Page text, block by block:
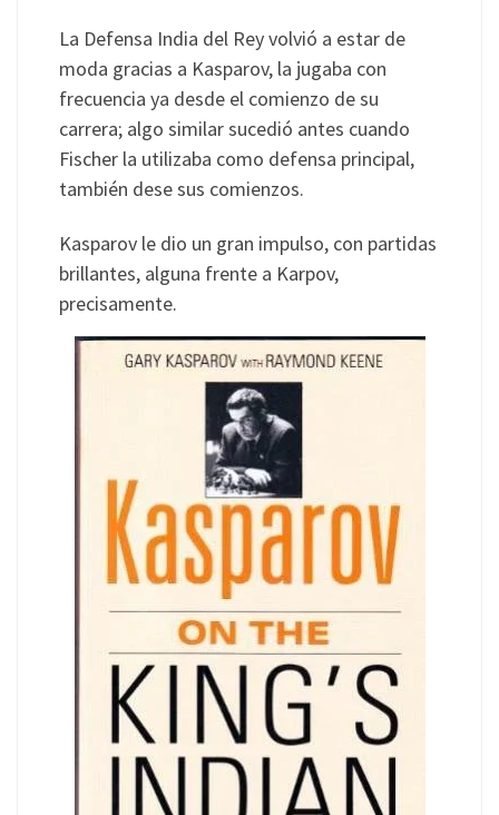
La Defensa India del Rey volvió a estar de
moda gracias a Kasparov, la jugaba con
frecuencia ya desde el comienzo de su
carrera; algo similar sucedió antes cuando
Fischer la utilizaba como defensa principal,
también dese sus comienzos.
Kasparov le dio un gran impulso, con partidas
brillantes, alguna frente a Karpov,
precisamente.